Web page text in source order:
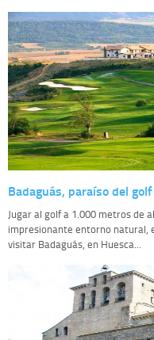
Badaguás, paraíso del
Jugar al golf a 1.000 metros de
impresionante entorno natural,
visitar Badaguás, en Huesca...